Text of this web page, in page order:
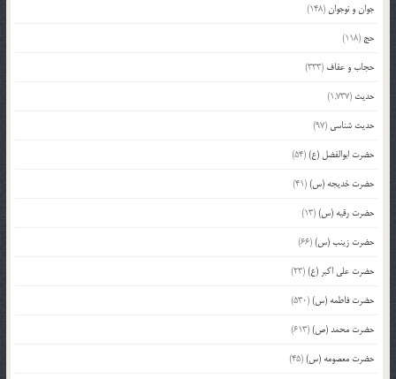
جوان و نوجوان(148)
حج (118)
حجاب و عفاف (333)
حدیث (1,737)
حدیث شناسی (97)
حضرت ابوالفضل (ع)(54)
حضرت خدیجه (س)(41)
حضرت رقیه (س)(13)
حضرت زینب (س)(66)
حضرت علی اکبر (ع)(23)
حضرت فاطمه (س)(530)
حضرت محمد (ص)(613)
حضرت معصومه (س)(45)